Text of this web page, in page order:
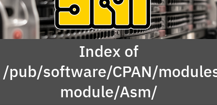
Index of
/pub/software/CPAN/
module/Asm/